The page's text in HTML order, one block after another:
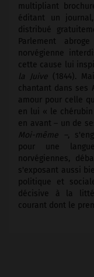
multipliant
éditant un journal,
distribué
Parlement
norvégienne
cette cause lui
la Juive (1844).
chantant dans ses
amour pour celle
en lui « le
en avant – un de
Moi-même –,
pour une
norvégiennes,
s'exposant aussi
politique et
décisive à la
courant dont le